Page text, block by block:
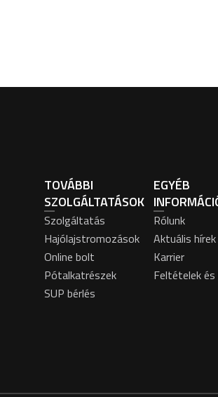
TOVÁBBI
SZOLGÁLTATÁSOK
Szolgáltatás
Hajólajstromozások
Online bolt
Pótalkatrészek
SUP bérlés
EGYÉB
Rólunk
Aktuális hírek
Karrier
Feltételek